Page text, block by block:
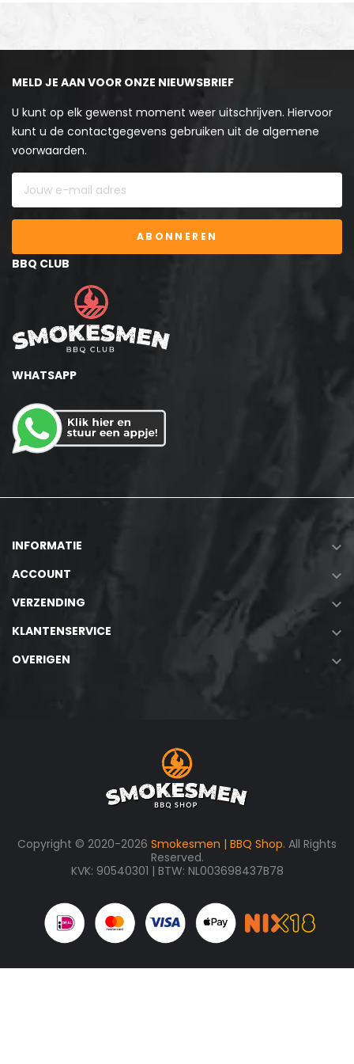
MELD JE AAN VOOR ONZE NIEUWSBRIEF
U kunt op elk gewenst moment weer uitschrijven. Hiervoor
kunt u de contactgegevens gebruiken uit de algemene
voorwaarden.
ABONNEREN
BBQ CLUB
WHATSAPP
INFORMATIE 
ACCOUNT 
VERZENDING 
KLANTENSERVICE 
OVERIGEN 
Copyright © 2020-2026 Smokesmen | BBQ Shop. All Rights
Reserved.
KVK: 90540301 | BTW: NL003698437B78